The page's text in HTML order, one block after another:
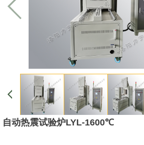
自动热震试验炉LYL-1600℃